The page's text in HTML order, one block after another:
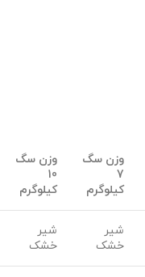
وزن سگ
7
کیلوگرم
وزن سگ
10
کیلوگرم
شیر
خشک
شیر
خشک